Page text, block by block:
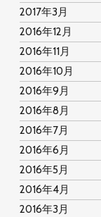
2017年3月
2016年12月
2016年11月
2016年10月
2016年9月
2016年8月
2016年7月
2016年6月
2016年5月
2016年4月
2016年3月